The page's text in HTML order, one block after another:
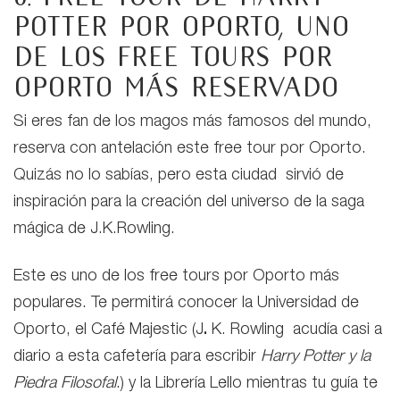
Potter por Oporto, uno
de los free tours por
Oporto más reservado
Si eres fan de los magos más famosos del mundo,
reserva con antelación este free tour por Oporto.
Quizás no lo sabías, pero esta ciudad sirvió de
inspiración para la creación del universo de la saga
mágica de J.K.Rowling.
Este es uno de los free tours por Oporto más
populares. Te permitirá conocer la Universidad de
Oporto, el Café Majestic (J. K. Rowling acudía casi a
diario a esta cafetería para escribir Harry Potter y la
Piedra Filosofal.) y la Librería Lello mientras tu guía te